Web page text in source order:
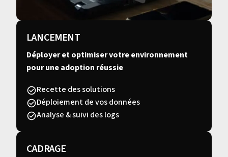
LANCEMENT
Déployer et optimiser votre environnement
pour une adoption réussie
Recette des solutions
Déploiement de vos données
Analyse & suivi des logs
CADRAGE